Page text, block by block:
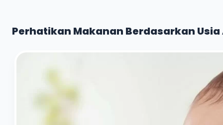
Perhatikan Makanan Berdasarkan Usia